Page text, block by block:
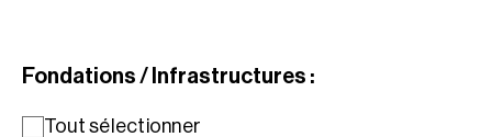
Fondations / Infrastructures :
Tout sélectionner